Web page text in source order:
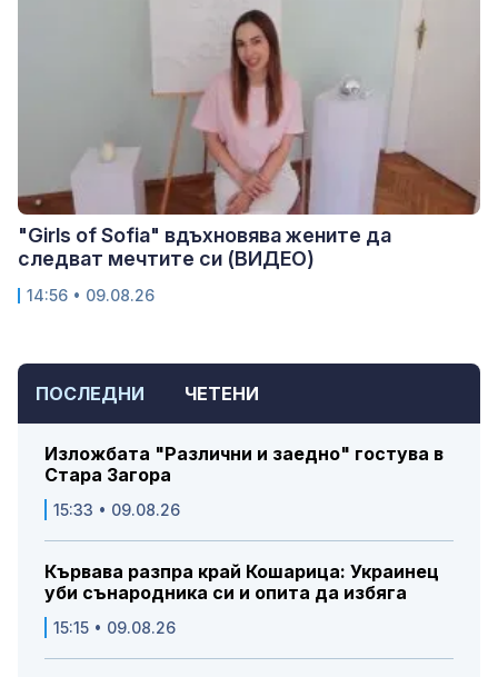
ПОСЛЕДНИ ЧЕТЕНИ
Изложбата "Различни и заедно" гостува в
Стара Загора
15:33 • 09.08.26
Кървава разпра край Кошарица: Украинец
уби сънародника си и опита да избяга
15:15 • 09.08.26
"Girls of Sofia" вдъхновява жените да
следват мечтите си (ВИДЕО)
14:56 • 09.08.26